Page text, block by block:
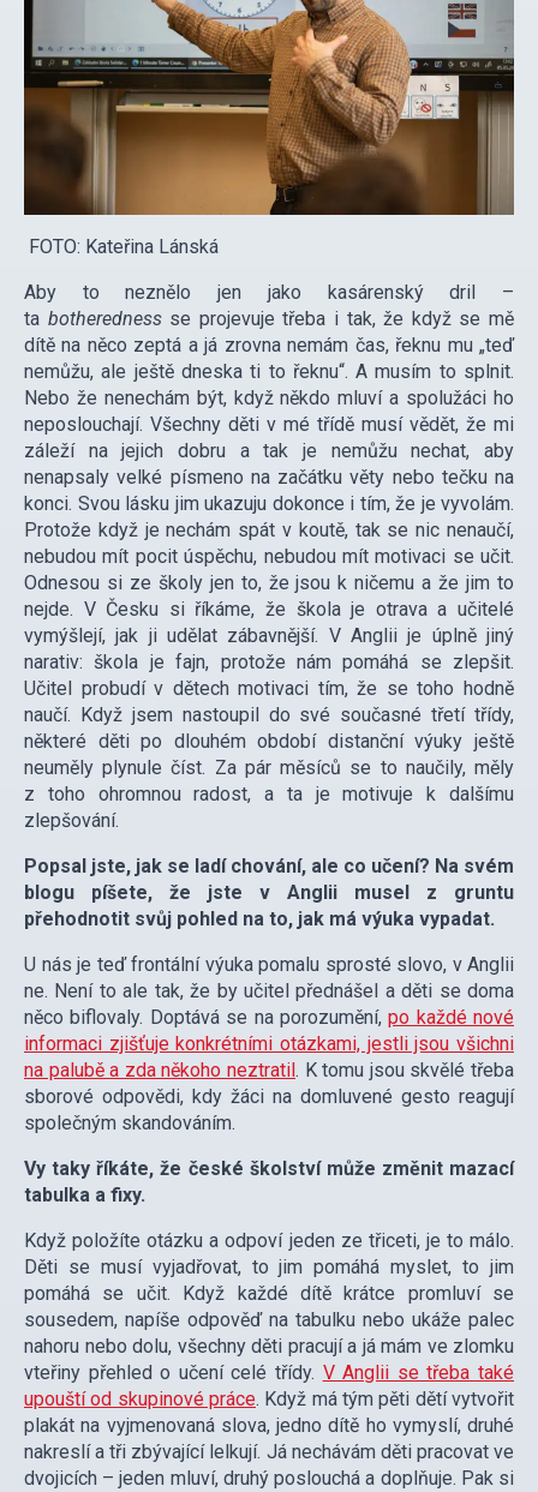
FOTO: Kateřina Lánská
Aby to neznělo jen jako kasárenský dril –
ta botherednessse projevuje třeba i tak, že když se mě
dítě na něco zeptá a já zrovna nemám čas, řeknu mu „teď
nemůžu, ale ještě dneska ti to řeknu“. A musím to splnit.
Nebo že nenechám být, když někdo mluví a spolužáci ho
neposlouchají. Všechny děti v mé třídě musí vědět, že mi
záleží na jejich dobru a tak je nemůžu nechat, aby
nenapsaly velké písmeno na začátku věty nebo tečku na
konci. Svou lásku jim ukazuju dokonce i tím, že je vyvolám.
Protože když je nechám spát v koutě, tak se nic nenaučí,
nebudou mít pocit úspěchu, nebudou mít motivaci se učit.
Odnesou si ze školy jen to, že jsou k ničemu a že jim to
nejde. V Česku si říkáme, že škola je otrava a učitelé
vymýšlejí, jak ji udělat zábavnější. V Anglii je úplně jiný
narativ: škola je fajn, protože nám pomáhá se zlepšit.
Učitel probudí v dětech motivaci tím, že se toho hodně
naučí. Když jsem nastoupil do své současné třetí třídy,
některé děti po dlouhém období distanční výuky ještě
neuměly plynule číst. Za pár měsíců se to naučily, měly
z toho ohromnou radost, a ta je motivuje k dalšímu
zlepšování.
Popsal jste, jak se ladí chování, ale co učení? Na svém
blogu píšete, že jste v Anglii musel z gruntu
přehodnotit svůj pohled na to, jak má výuka vypadat.
U nás je teď frontální výuka pomalu sprosté slovo, v Anglii
ne. Není to ale tak, že by učitel přednášel a děti se doma
něco biflovaly. Doptává se na porozumění,po každé nové
informaci zjišťuje konkrétními otázkami, jestli jsou všichni
na palubě a zda někoho neztratil. K tomu jsou skvělé třeba
sborové odpovědi, kdy žáci na domluvené gesto reagují
společným skandováním.
Vy taky říkáte, že české školství může změnit mazací
tabulka a fixy.
Když položíte otázku a odpoví jeden ze třiceti, je to málo.
Děti se musí vyjadřovat, to jim pomáhá myslet, to jim
pomáhá se učit. Když každé dítě krátce promluví se
sousedem, napíše odpověď na tabulku nebo ukáže palec
nahoru nebo dolu, všechny děti pracují a já mám ve zlomku
vteřiny přehled o učení celé třídy. V Anglii se třeba také
upouští od skupinové práce. Když má tým pěti dětí vytvořit
plakát na vyjmenovaná slova, jedno dítě ho vymyslí, druhé
nakreslí a tři zbývající lelkují. Já nechávám děti pracovat ve
dvojicích – jeden mluví, druhý poslouchá a doplňuje. Pak si